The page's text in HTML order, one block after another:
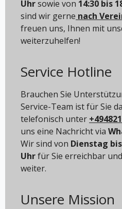
Uhrsowie von 14:30 bis
sind wir gerne nach
freuen uns, Ihnen mit
weiterzuhelfen!
Service Hotline
Brauchen Sie
Service-Team ist für Sie
telefonisch unter
uns eine Nachricht via
Wir sind von Dienstag
Uhrfür Sie erreichbar
weiter.
Unsere Mission